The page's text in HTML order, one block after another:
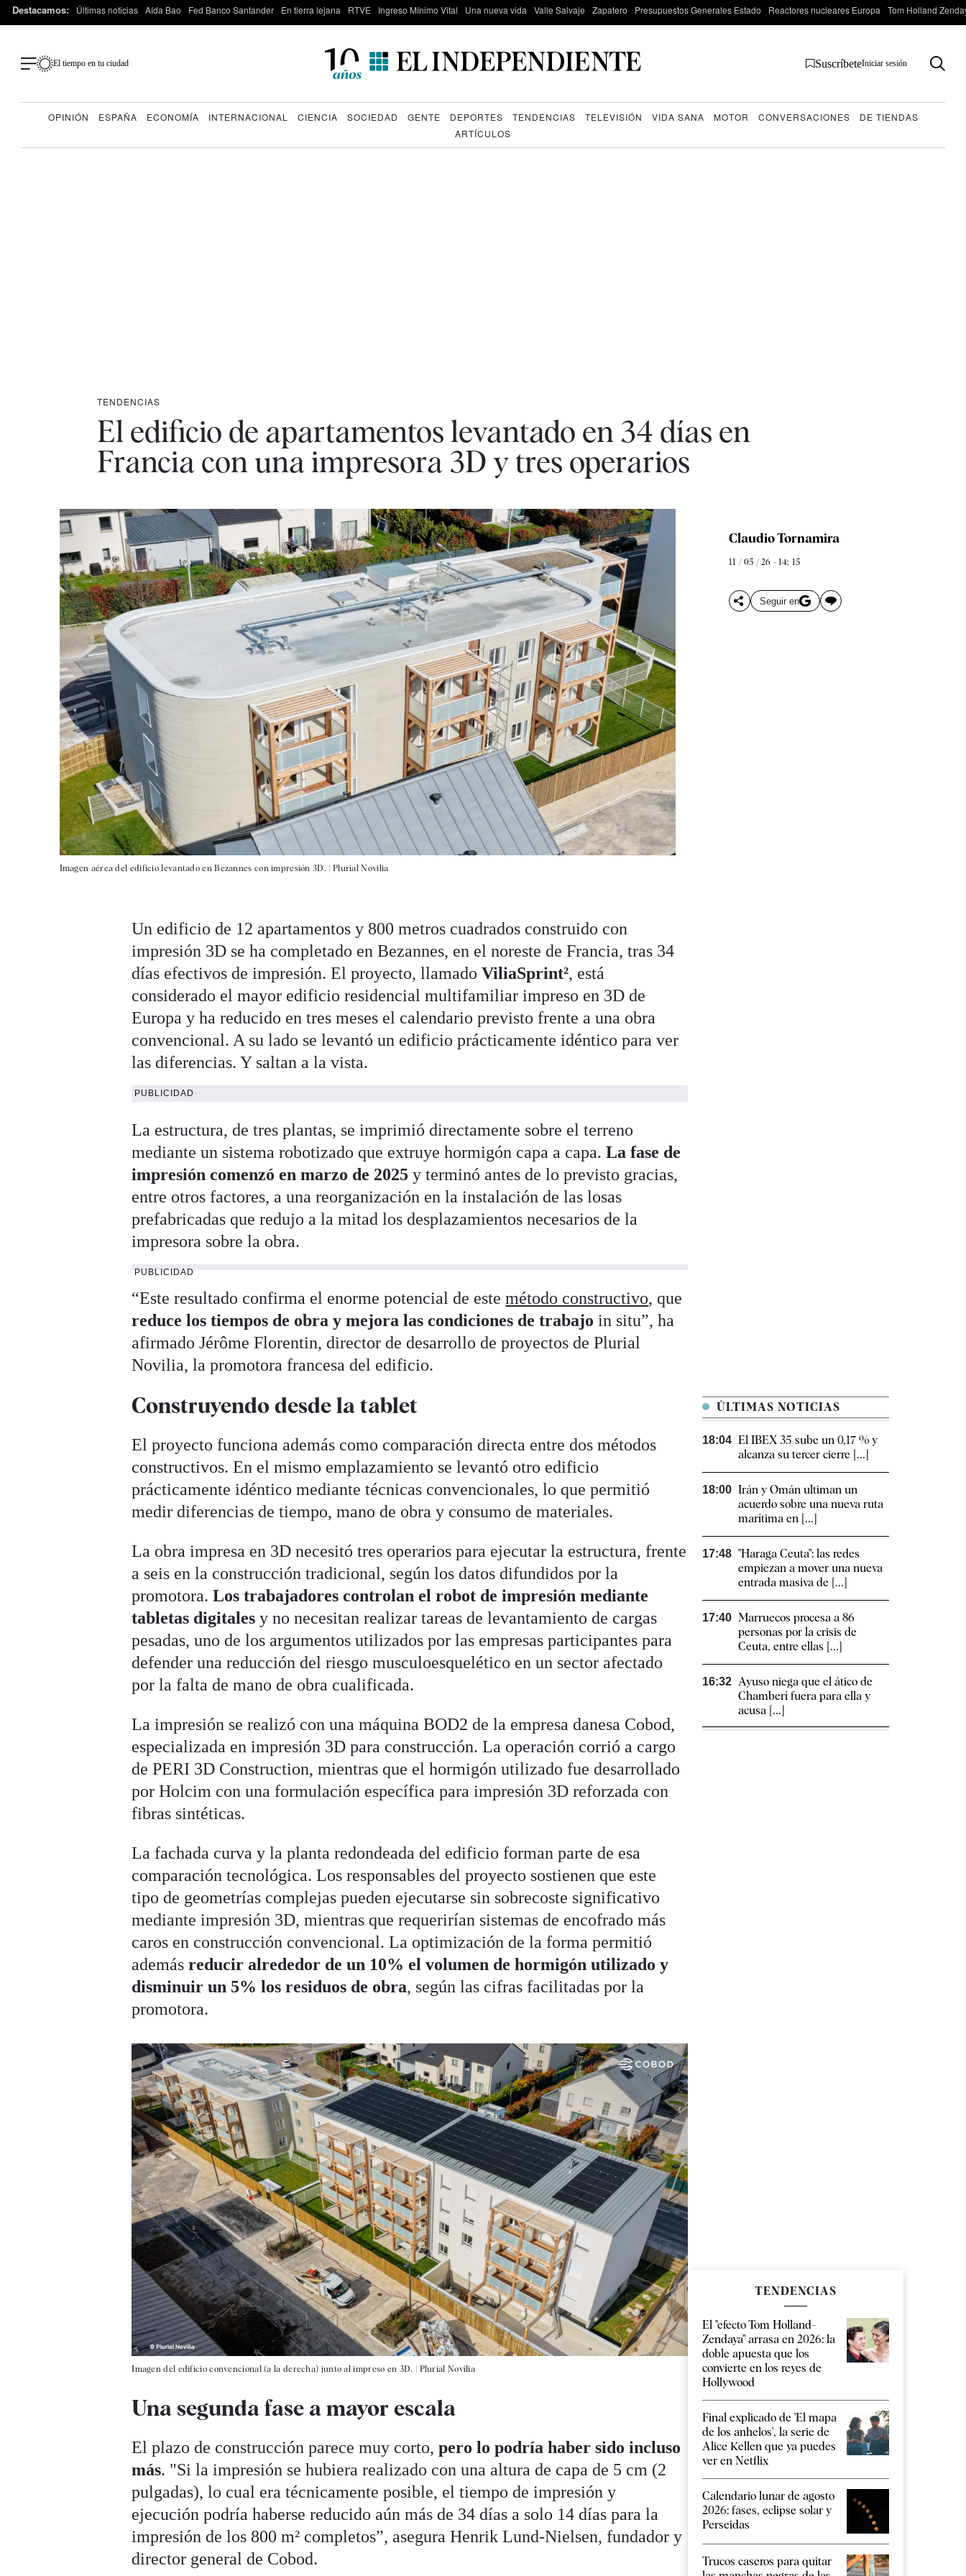
Destacamos: Últimas noticias Aída Bao Fed Banco Santander En tierra lejana RTVE Ingreso Mínimo Vital Una nueva vida Valle Salvaje Zapatero Presupuestos Generales Estado Reactores nucleares Europa Tom Holland
El tiempo en tu ciudad SuscríbeteIniciar sesión
OPINIÓN ESPAÑA ECONOMÍA INTERNACIONAL CIENCIA SOCIEDAD GENTE DEPORTES TENDENCIAS TELEVISIÓN VIDA SANA MOTOR CONVERSACIONES
DE TIENDAS
ARTÍCULOS
TENDENCIAS
El edificio de apartamentos levantado en 34 días en
Francia con una impresora 3D y tres operarios
Imagen aérea del edificio levantado en Bezannes con impresión 3D. | Plurial Novilia
Claudio Tornamira
11 / 05 / 26 - 14: 15
Seguir en
Un edificio de 12 apartamentos y 800 metros cuadrados construido con
impresión 3D se ha completado en Bezannes, en el noreste de Francia, tras 34
días efectivos de impresión. El proyecto, llamadoViliaSprint², está
considerado el mayor edificio residencial multifamiliar impreso en 3D de
Europa y ha reducido en tres meses el calendario previsto frente a una obra
convencional. A su lado se levantó un edificio prácticamente idéntico para ver
las diferencias. Y saltan a la vista.
PUBLICIDAD
La estructura, de tres plantas, se imprimió directamente sobre el terreno
mediante un sistema robotizado que extruye hormigón capa a capa.La fase de
impresión comenzó en marzo de 2025 y terminó antes de lo previsto gracias,
entre otros factores, a una reorganización en la instalación de las losas
prefabricadas que redujo a la mitad los desplazamientos necesarios de la
impresora sobre la obra.
PUBLICIDAD
“Este resultado confirma el enorme potencial de estemétodo constructivo, que
reduce los tiempos de obra y mejora las condiciones de trabajo in situ”, ha
afirmado Jérôme Florentin, director de desarrollo de proyectos de Plurial
Novilia, la promotora francesa del edificio.
Construyendo desde la tablet
El proyecto funciona además como comparación directa entre dos métodos
constructivos. En el mismo emplazamiento se levantó otro edificio
prácticamente idéntico mediante técnicas convencionales, lo que permitió
medir diferencias de tiempo, mano de obra y consumo de materiales.
La obra impresa en 3D necesitó tres operarios para ejecutar la estructura, frente
a seis en la construcción tradicional, según los datos difundidos por la
promotora.Los trabajadores controlan el robot de impresión mediante
tabletas digitales y no necesitan realizar tareas de levantamiento de cargas
pesadas, uno de los argumentos utilizados por las empresas participantes para
defender una reducción del riesgo musculoesquelético en un sector afectado
por la falta de mano de obra cualificada.
La impresión se realizó con una máquina BOD2 de la empresa danesa Cobod,
especializada en impresión 3D para construcción. La operación corrió a cargo
de PERI 3D Construction, mientras que el hormigón utilizado fue desarrollado
por Holcim con una formulación específica para impresión 3D reforzada con
fibras sintéticas.
La fachada curva y la planta redondeada del edificio forman parte de esa
comparación tecnológica. Los responsables del proyecto sostienen que este
tipo de geometrías complejas pueden ejecutarse sin sobrecoste significativo
mediante impresión 3D, mientras que requerirían sistemas de encofrado más
caros en construcción convencional. La optimización de la forma permitió
ademásreducir alrededor de un 10% el volumen de hormigón utilizado y
disminuir un 5% los residuos de obra, según las cifras facilitadas por la
promotora.
Imagen del edificio convencional (a la derecha) junto al impreso en 3D. | Plurial Novilia
Una segunda fase a mayor escala
El plazo de construcción parece muy corto, pero lo podría haber sido incluso
más. "Si la impresión se hubiera realizado con una altura de capa de 5 cm (2
pulgadas), lo cual era técnicamente posible, el tiempo de impresión y
ejecución podría haberse reducido aún más de 34 días a solo 14 días para la
impresión de los 800 m² completos”, asegura Henrik Lund-Nielsen, fundador y
director general de Cobod.
ÚLTIMAS NOTICIAS
18:04 El IBEX 35 sube un 0,17 % y
alcanza su tercer cierre [...]
18:00 Irán y Omán ultiman un
acuerdo sobre una nueva ruta
marítima en [...]
17:48 "Haraga Ceuta": las redes
empiezan a mover una nueva
entrada masiva de [...]
17:40 Marruecos procesa a 86
personas por la crisis de
Ceuta, entre ellas [...]
16:32 Ayuso niega que el ático de
Chamberí fuera para ella y
acusa [...]
TENDENCIAS
El "efecto Tom Holland-
Zendaya" arrasa en 2026: la
doble apuesta que los
convierte en los reyes de
Hollywood
Final explicado de 'El mapa
de los anhelos', la serie de
Alice Kellen que ya puedes
ver en Netflix
Calendario lunar de agosto
2026: fases, eclipse solar y
Perseidas
Trucos caseros para quitar